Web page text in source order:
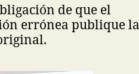
de que el
errónea publique la